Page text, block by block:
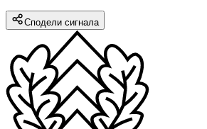
Сподели сигнала